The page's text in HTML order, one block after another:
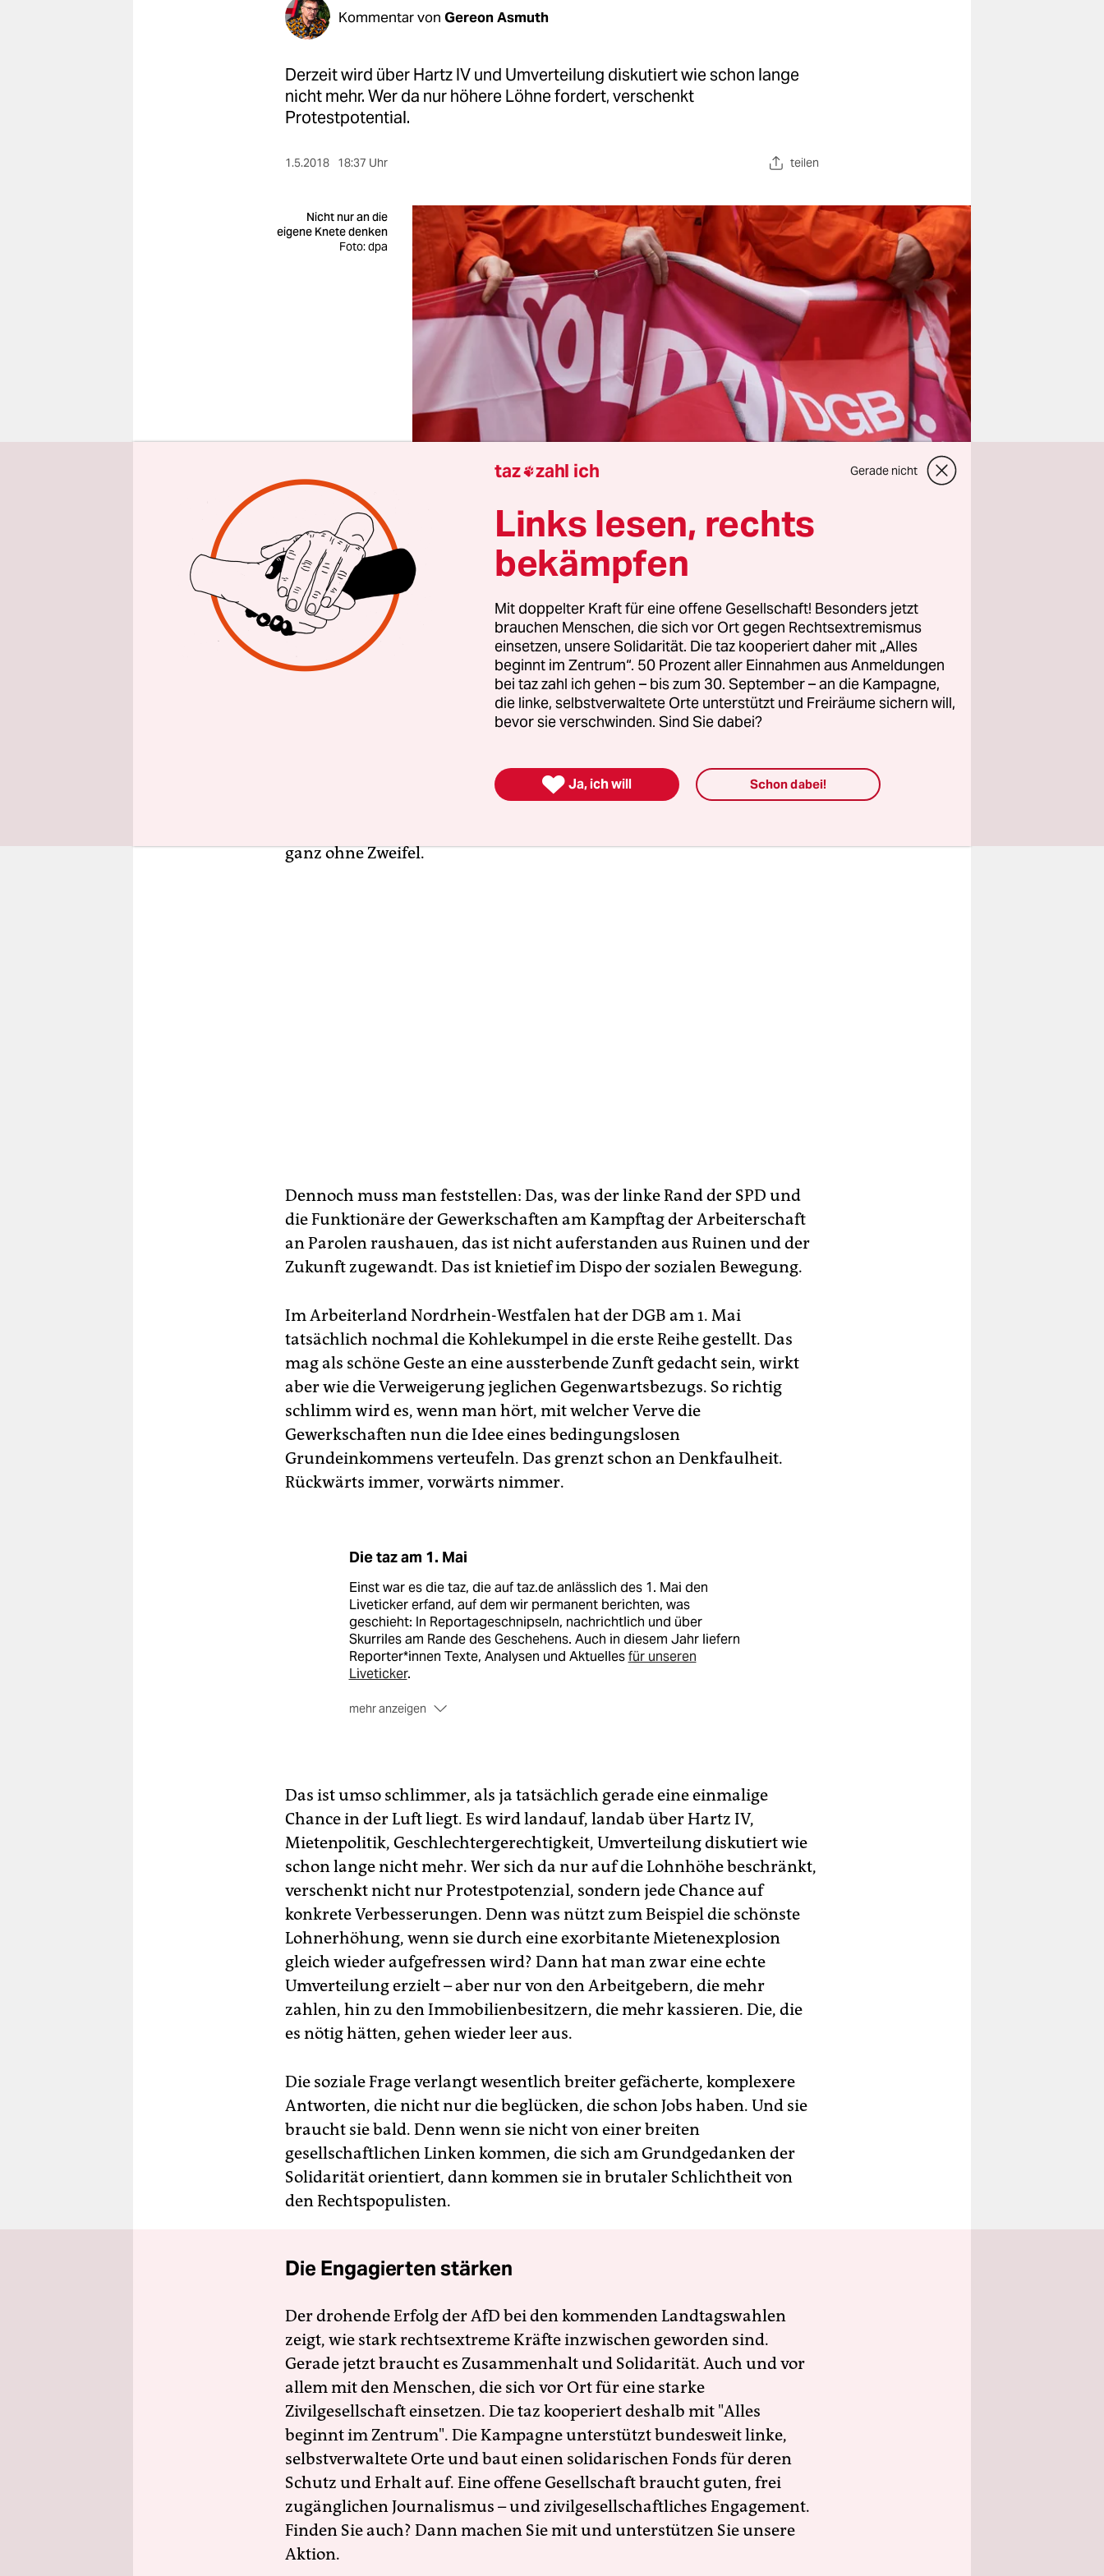
Kommentar von Gereon Asmuth
Derzeit wird über Hartz IV und Umverteilung diskutiert wie schon lange
nicht mehr. Wer da nur höhere Löhne fordert, verschenkt
Protestpotential.
1.5.2018 18:37 Uhr teilen
Nicht nur an die
eigene Knete denken
Foto: dpa
E s tut sich was. Das muss man ohne Zweifel feststellen. Seit die
SPD erneut auf dem Groko-Dampfer eingeschifft wurde, steht
sie überraschenderweise wieder im Mittelpunkt: die soziale
Frage! Kevin Kühnert, die personifizierte Opposition innerhalb der
Sozialdemokratie,
darf dieser Tage nicht nur einen Mindestlohn von 12
. Das Krasseste daran: Er wird nicht gleich als
wahnwitziger Spinner abgetan – obwohl er doch Juso-Vorsitzender ist
und die Linkspartei das gleiche Revolutiönchen schon länger im
Gewerkschaftsbund (DGB) und fordert: Tariflohn! Genauer gesagt:
Tarifbindung! Dabei sei besonders die neue Bundesregierung
ganz ohne Zweifel.
Dennoch muss man feststellen: Das, was der linke Rand der SPD und
die Funktionäre der Gewerkschaften am Kampftag der Arbeiterschaft
an Parolen raushauen, das ist nicht auferstanden aus Ruinen und der
Zukunft zugewandt. Das ist knietief im Dispo der sozialen Bewegung.
Im Arbeiterland Nordrhein-Westfalen hat der DGB am 1. Mai
tatsächlich nochmal die Kohlekumpel in die erste Reihe gestellt. Das
mag als schöne Geste an eine aussterbende Zunft gedacht sein, wirkt
aber wie die Verweigerung jeglichen Gegenwartsbezugs. So richtig
schlimm wird es, wenn man hört, mit welcher Verve die
Gewerkschaften nun die Idee eines bedingungslosen
Grundeinkommens verteufeln. Das grenzt schon an Denkfaulheit.
Rückwärts immer, vorwärts nimmer.
Die taz am 1. Mai
Einst war es die taz, die auf taz.de anlässlich des 1. Mai den
Liveticker erfand, auf dem wir permanent berichten, was
geschieht: In Reportageschnipseln, nachrichtlich und über
Skurriles am Rande des Geschehens. Auch in diesem Jahr liefern
Reporter*innen Texte, Analysen und Aktuellesfür unseren
Liveticker.
mehr anzeigen
das soll, erklärt Martin Kaulim Hausblog.
Das ist umso schlimmer, als ja tatsächlich gerade eine einmalige
Chance in der Luft liegt. Es wird landauf, landab über Hartz IV,
Mietenpolitik, Geschlechtergerechtigkeit, Umverteilung diskutiert wie
schon lange nicht mehr. Wer sich da nur auf die Lohnhöhe beschränkt,
verschenkt nicht nur Protestpotenzial, sondern jede Chance auf
konkrete Verbesserungen. Denn was nützt zum Beispiel die schönste
Lohnerhöhung, wenn sie durch eine exorbitante Mietenexplosion
gleich wieder aufgefressen wird? Dann hat man zwar eine echte
Umverteilung erzielt – aber nur von den Arbeitgebern, die mehr
zahlen, hin zu den Immobilienbesitzern, die mehr kassieren. Die, die
es nötig hätten, gehen wieder leer aus.
Die soziale Frage verlangt wesentlich breiter gefächerte, komplexere
Antworten, die nicht nur die beglücken, die schon Jobs haben. Und sie
braucht sie bald. Denn wenn sie nicht von einer breiten
gesellschaftlichen Linken kommen, die sich am Grundgedanken der
Solidarität orientiert, dann kommen sie in brutaler Schlichtheit von
den Rechtspopulisten.
Die Engagierten stärken
Der drohende Erfolg der AfD bei den kommenden Landtagswahlen
zeigt, wie stark rechtsextreme Kräfte inzwischen geworden sind.
Gerade jetzt braucht es Zusammenhalt und Solidarität. Auch und vor
allem mit den Menschen, die sich vor Ort für eine starke
Zivilgesellschaft einsetzen. Die taz kooperiert deshalb mit "Alles
beginnt im Zentrum". Die Kampagne unterstützt bundesweit linke,
selbstverwaltete Orte und baut einen solidarischen Fonds für deren
Schutz und Erhalt auf. Eine offene Gesellschaft braucht guten, frei
zugänglichen Journalismus – und zivilgesellschaftliches Engagement.
Finden Sie auch? Dann machen Sie mit und unterstützen Sie unsere
Aktion.
taz zahl ich Gerade nicht
Links lesen, rechts
bekämpfen
Mit doppelter Kraft für eine offene Gesellschaft! Besonders jetzt
brauchen Menschen, die sich vor Ort gegen Rechtsextremismus
einsetzen, unsere Solidarität. Die taz kooperiert daher mit „Alles
beginnt im Zentrum“. 50 Prozent aller Einnahmen aus Anmeldungen
bei taz zahl ich gehen – bis zum 30. September – an die Kampagne,
die linke, selbstverwaltete Orte unterstützt und Freiräume sichern will,
bevor sie verschwinden. Sind Sie dabei?
 Ja, ich will Schon dabei!